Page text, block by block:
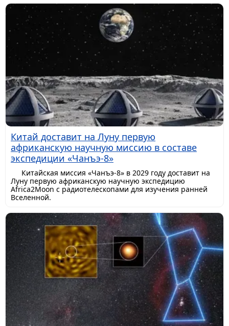
Китай доставит на Луну первую
африканскую научную миссию в составе
экспедиции «Чанъэ-8»
Китайская миссия «Чанъэ-8» в 2029 году доставит на
Луну первую африканскую научную экспедицию
Africa2Moon с радиотелескопами для изучения ранней
Вселенной.